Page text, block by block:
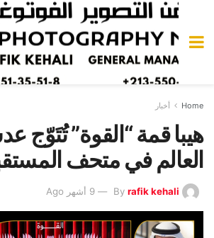
Home أخبار
هيبا قمة “القوة” تُتَوّج
العالم في متحف
By rafik kehali 9 أشهر Ago